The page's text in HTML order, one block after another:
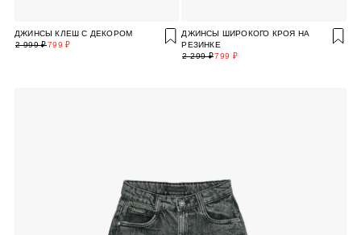
ДЖИНСЫ КЛЕШ С ДЕКОРОМ
799 ₽
2 999 ₽
ДЖИНСЫ ШИРОКОГО КРОЯ НА
РЕЗИНКЕ
799 ₽
2 299 ₽